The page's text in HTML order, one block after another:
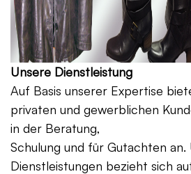
Unsere Dienstleistung
Auf Basis unserer Expertise
privaten und gewerblichen
in der Beratung,
Schulung und für Gutachten an.
Dienstleistungen bezieht sich